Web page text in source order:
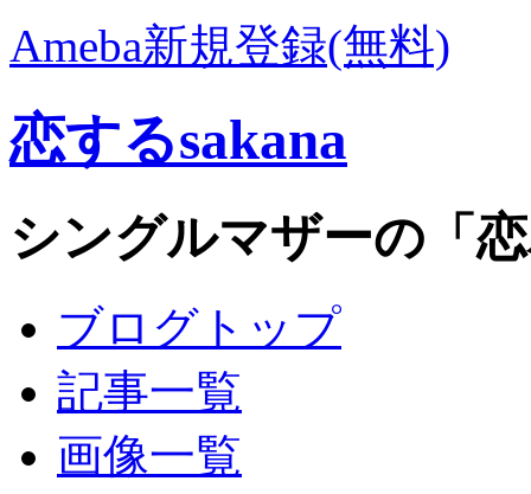
Ameba新規登録(無料)
恋するsakana
シングルマザーの「
ブログトップ
記事一覧
画像一覧